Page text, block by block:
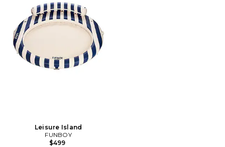
Leisure Island
FUNBOY
$499